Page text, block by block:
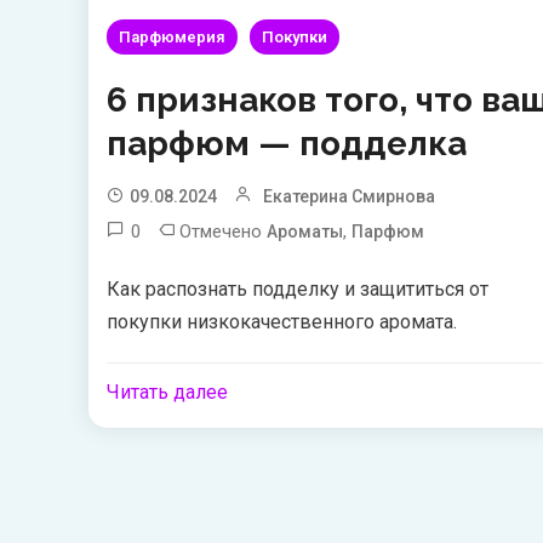
Парфюмерия Покупки
6 признаков того, что
парфюм — подделка
09.08.2024 Екатерина Смирнова
0 Отмечено Ароматы, Парфюм
Как распознать подделку и защититься от
покупки низкокачественного аромата.
Читать далее